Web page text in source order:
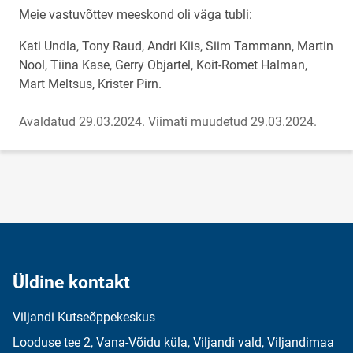
Meie vastuvõttev meeskond oli väga tubli:
Kati Undla, Tony Raud, Andri Kiis, Siim Tammann, Martin
Nool, Tiina Kase, Gerry Objartel, Koit-Romet Halman,
Mart Meltsus, Krister Pirn.
Avaldatud 29.03.2024. Viimati muudetud 29.03.2024.
Üldine kontakt
Viljandi Kutseõppekeskus
Looduse tee 2, Vana-Võidu küla, Viljandi vald, Viljandimaa